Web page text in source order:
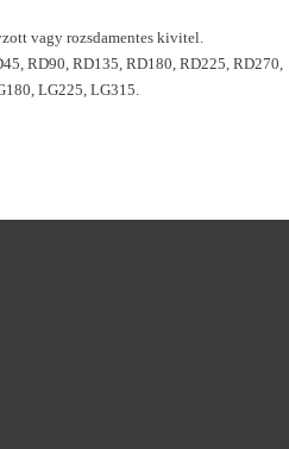
vagy rozsdamentes kivitel.
RD90, RD135, RD180, RD225, RD270,
LG225, LG315.